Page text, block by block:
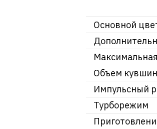
Основной
Объем
Импульсный
Турборежим